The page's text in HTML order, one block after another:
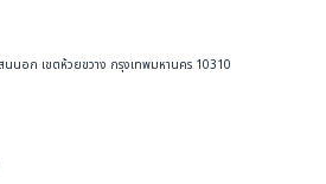
นนอก เขตห้วยขวาง กรุงเทพมหานคร 10310